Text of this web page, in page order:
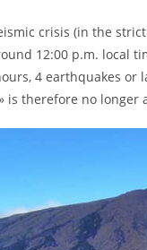
crisis (in the
12:00 p.m. local
4 earthquakes or
is therefore no